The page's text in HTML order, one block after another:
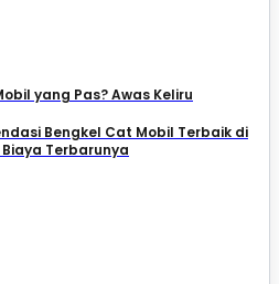
yang Pas? Awas Keliru
Bengkel Cat Mobil Terbaik di
Terbarunya